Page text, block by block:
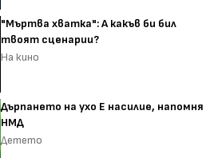
"Мъртва хватка": А какъв би бил
твоят сценарии?
На кино
Дърпането на ухо Е насилие, напомня
НМД
Детето